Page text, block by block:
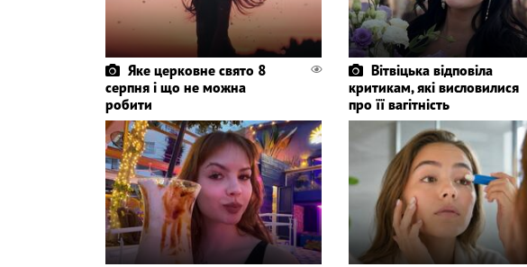
Яке церковне свято 8
серпня і що не можна
робити
Вітвіцька відповіла
критикам, які висловилися
про її вагітність